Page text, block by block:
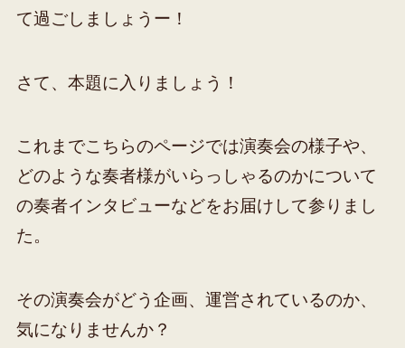
て過ごしましょうー！
さて、本題に入りましょう！
これまでこちらのページでは演奏会の様子や、
どのような奏者様がいらっしゃるのかについて
の奏者インタビューなどをお届けして参りまし
た。
その演奏会がどう企画、運営されているのか、
気になりませんか？